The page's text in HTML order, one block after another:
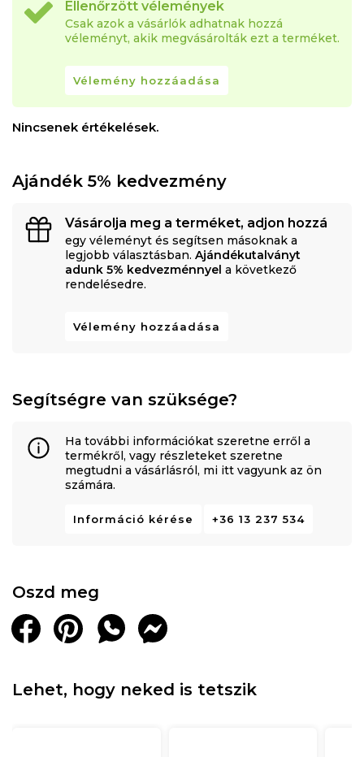
Ellenőrzött vélemények
Csak azok a vásárlók adhatnak hozzá
véleményt, akik megvásárolták ezt a terméket.
Vélemény hozzáadása
Nincsenek értékelések.
Ajándék 5% kedvezmény
Vásárolja meg a terméket, adjon hozzá
egy véleményt és segítsen másoknak a
legjobb választásban. Ajándékutalványt
adunk 5% kedvezménnyel a következő
rendelésedre.
Vélemény hozzáadása
Segítségre van szüksége?
Ha további információkat szeretne erről a
termékről, vagy részleteket szeretne
megtudni a vásárlásról, mi itt vagyunk az ön
számára.
Információ kérése +36 13 237 534
Oszd meg
Lehet, hogy neked is tetszik